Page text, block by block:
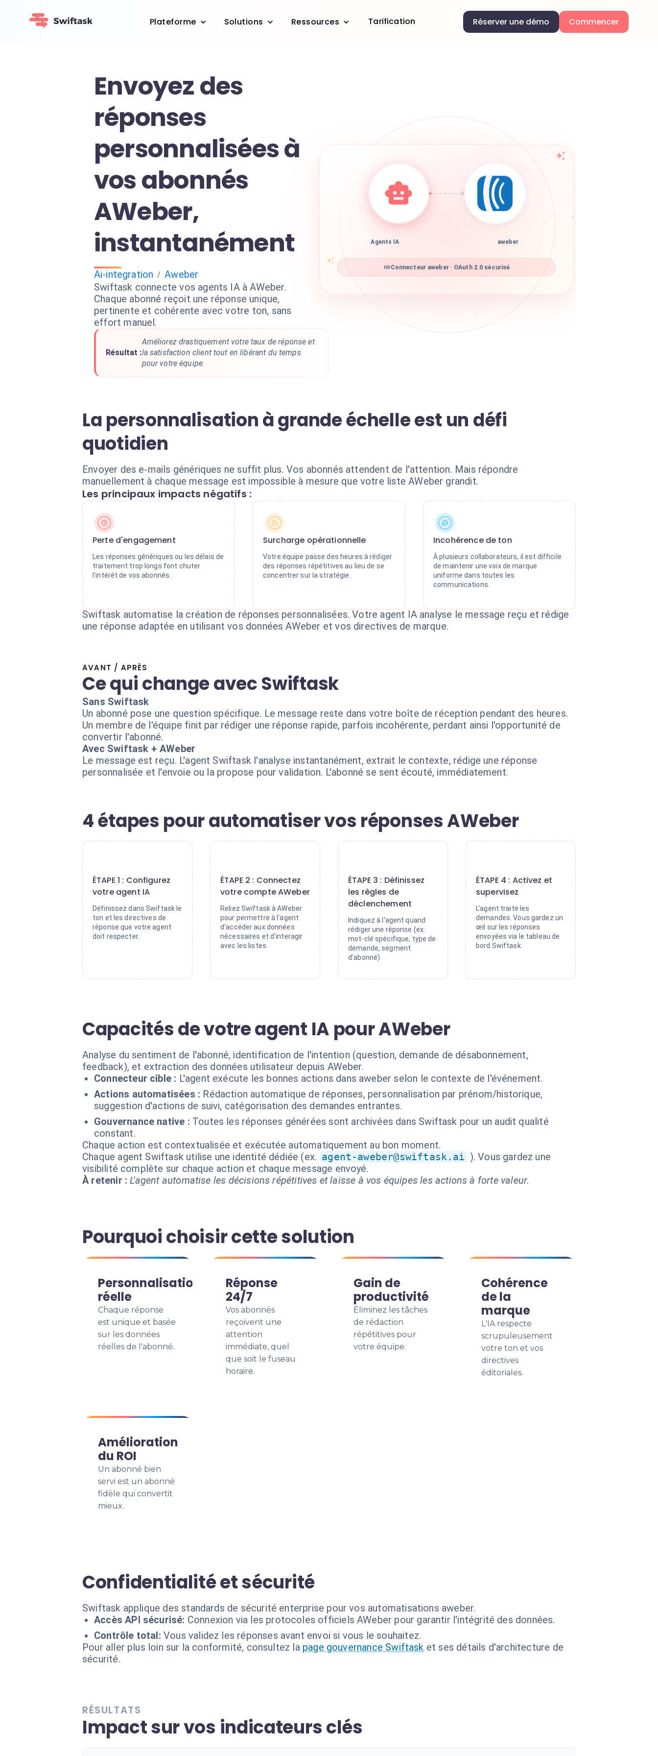
Plateforme Solutions Ressources Tarification Réserver une démo Commencer
Envoyez des
réponses
personnalisées à
vos abonnés
AWeber,
instantanément
Ai-integration / Aweber
Swiftask connecte vos agents IA à AWeber.
Chaque abonné reçoit une réponse unique,
pertinente et cohérente avec votre ton, sans
effort manuel.
Résultat :
Améliorez drastiquement votre taux de réponse et
la satisfaction client tout en libérant du temps
pour votre équipe.
Agents IA aweber
Connecteur aweber · OAuth 2.0 sécurisé
La personnalisation à grande échelle est un défi
quotidien
Envoyer des e-mails génériques ne suffit plus. Vos abonnés attendent de l'attention. Mais répondre
manuellement à chaque message est impossible à mesure que votre liste AWeber grandit.
Les principaux impacts négatifs :
Perte d'engagement
Les réponses génériques ou les délais de
traitement trop longs font chuter
l'intérêt de vos abonnés.
Surcharge opérationnelle
Votre équipe passe des heures à rédiger
des réponses répétitives au lieu de se
concentrer sur la stratégie.
Incohérence de ton
À plusieurs collaborateurs, il est difficile
de maintenir une voix de marque
uniforme dans toutes les
communications.
Swiftask automatise la création de réponses personnalisées. Votre agent IA analyse le message reçu et rédige
une réponse adaptée en utilisant vos données AWeber et vos directives de marque.
AVANT / APRÈS
Ce qui change avec Swiftask
Sans Swiftask
Un abonné pose une question spécifique. Le message reste dans votre boîte de réception pendant des heures.
Un membre de l'équipe finit par rédiger une réponse rapide, parfois incohérente, perdant ainsi l'opportunité de
convertir l'abonné.
Avec Swiftask + AWeber
Le message est reçu. L'agent Swiftask l'analyse instantanément, extrait le contexte, rédige une réponse
personnalisée et l'envoie ou la propose pour validation. L'abonné se sent écouté, immédiatement.
4 étapes pour automatiser vos réponses AWeber
ÉTAPE 1 : Configurez
votre agent IA
Définissez dans Swiftask le
ton et les directives de
réponse que votre agent
doit respecter.
ÉTAPE 2 : Connectez
votre compte AWeber
Reliez Swiftask à AWeber
pour permettre à l'agent
d'accéder aux données
nécessaires et d'interagir
avec les listes.
ÉTAPE 3 : Définissez
les règles de
déclenchement
Indiquez à l'agent quand
rédiger une réponse (ex:
mot-clé spécifique, type de
demande, segment
d'abonné).
ÉTAPE 4 : Activez et
supervisez
L'agent traite les
demandes. Vous gardez un
œil sur les réponses
envoyées via le tableau de
bord Swiftask.
Capacités de votre agent IA pour AWeber
Analyse du sentiment de l'abonné, identification de l'intention (question, demande de désabonnement,
feedback), et extraction des données utilisateur depuis AWeber.
Connecteur cible : L'agent exécute les bonnes actions dans aweber selon le contexte de l'événement.
Actions automatisées : Rédaction automatique de réponses, personnalisation par prénom/historique,
suggestion d'actions de suivi, catégorisation des demandes entrantes.
Gouvernance native : Toutes les réponses générées sont archivées dans Swiftask pour un audit qualité
constant.
Chaque action est contextualisée et exécutée automatiquement au bon moment.
Chaque agent Swiftask utilise une identité dédiée (ex. agent-aweber@swiftask.ai ). Vous gardez une
visibilité complète sur chaque action et chaque message envoyé.
À retenir : L'agent automatise les décisions répétitives et laisse à vos équipes les actions à forte valeur.
Pourquoi choisir cette solution
Personnalisation
réelle
Chaque réponse
est unique et basée
sur les données
réelles de l'abonné.
Réponse
24/7
Vos abonnés
reçoivent une
attention
immédiate, quel
que soit le fuseau
horaire.
Gain de
productivité
Éliminez les tâches
de rédaction
répétitives pour
votre équipe.
Cohérence
de la
marque
L'IA respecte
scrupuleusement
votre ton et vos
directives
éditoriales.
Amélioration
du ROI
Un abonné bien
servi est un abonné
fidèle qui convertit
mieux.
Confidentialité et sécurité
Swiftask applique des standards de sécurité enterprise pour vos automatisations aweber.
Accès API sécurisé: Connexion via les protocoles officiels AWeber pour garantir l'intégrité des données.
Contrôle total: Vous validez les réponses avant envoi si vous le souhaitez.
Pour aller plus loin sur la conformité, consultez la page gouvernance Swiftask et ses détails d'architecture de
sécurité.
RÉSULTATS
Impact sur vos indicateurs clés